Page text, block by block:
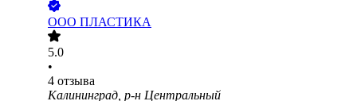
ООО ПЛАСТИКА
5.0
•
4 отзыва
Калининград, р-н Центральный